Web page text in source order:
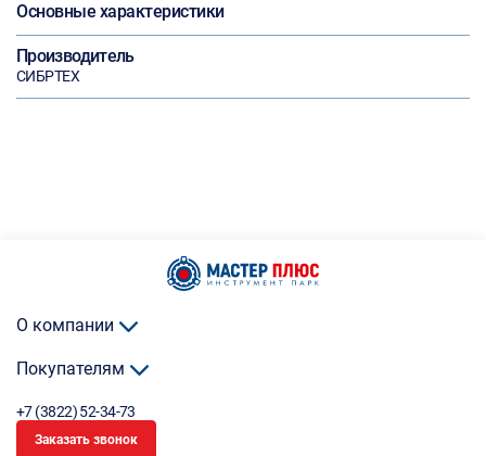
Основные характеристики
Производитель
СИБРТЕХ
О компании
Покупателям
+7 (3822) 52-34-73
Заказать звонок